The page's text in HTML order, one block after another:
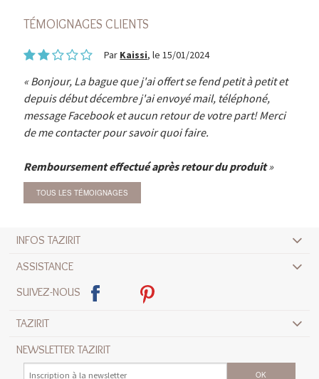
TÉMOIGNAGES CLIENTS
Par Kaissi, le 15/01/2024
Bonjour, La bague que j'ai offert se fend petit à petit et
depuis début décembre j'ai envoyé mail, téléphoné,
message Facebook et aucun retour de votre part! Merci
de me contacter pour savoir quoi faire.
Remboursement effectué après retour du produit
TOUS LES TÉMOIGNAGES
INFOS TAZIRIT
ASSISTANCE
SUIVEZ-NOUS
TAZIRIT
NEWSLETTER TAZIRIT